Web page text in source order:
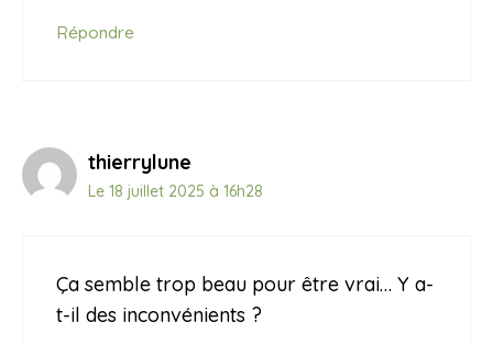
Répondre
thierrylune
Le 18 juillet 2025 à 16h28
Ça semble trop beau pour être vrai… Y a-
t-il des inconvénients ?